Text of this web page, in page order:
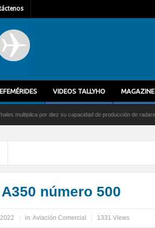
EFEMÉRIDES VIDEOS TALLYHO MAGAZINE
por diez su capacidad de producción de radares en Brasil
número 500
in:Aviación Comercial 1331 Views